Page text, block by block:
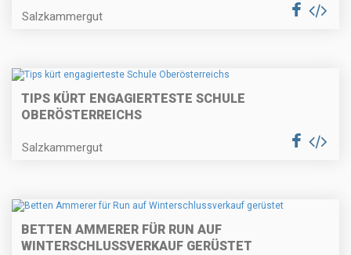
Salzkammergut
TIPS KÜRT ENGAGIERTESTE SCHULE
OBERÖSTERREICHS
Salzkammergut
BETTEN AMMERER FÜR RUN AUF
WINTERSCHLUSSVERKAUF GERÜSTET